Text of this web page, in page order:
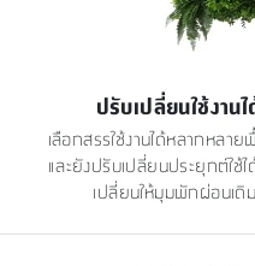
ปรับเปลี่ยนใช้งา
เลือกสรรใช้งานได้หลากหลา
และยังปรับเปลี่ยนประยุกต์ใ
เปลี่ยนให้มุมพักผ่อนเดิ